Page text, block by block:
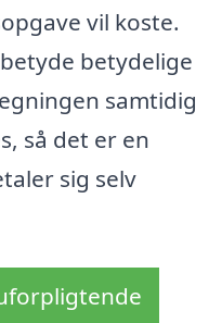
vil koste.
betydelige
samtidig
så det er en
sig selv